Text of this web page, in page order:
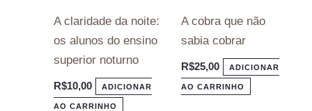
A claridade da noite:
os alunos do ensino
superior noturno
R$10,00 ADICIONAR
AO CARRINHO
A cobra que não
sabia cobrar
R$25,00 ADICIONAR
AO CARRINHO